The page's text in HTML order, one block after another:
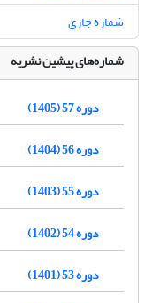
شماره جاری
شماره‌های پیشین نشریه
دوره 57 (1405)
دوره 56 (1404)
دوره 55 (1403)
دوره 54 (1402)
دوره 53 (1401)